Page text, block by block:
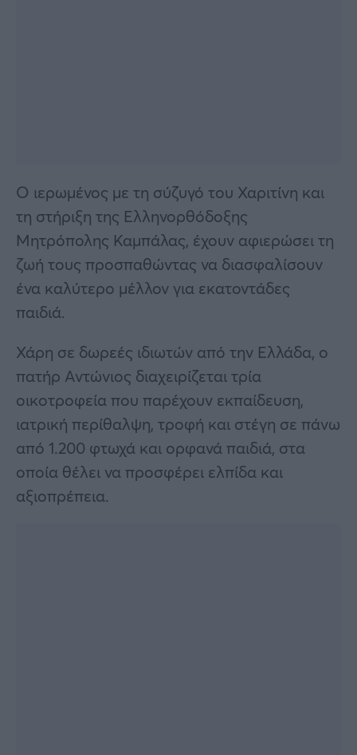
Ο ιερωμένος με τη σύζυγό του Χαριτίνη και
τη στήριξη της Ελληνορθόδοξης
Μητρόπολης Καμπάλας, έχουν αφιερώσει τη
ζωή τους προσπαθώντας να διασφαλίσουν
ένα καλύτερο μέλλον για εκατοντάδες
παιδιά.
Χάρη σε δωρεές ιδιωτών από την Ελλάδα, ο
πατήρ Αντώνιος διαχειρίζεται τρία
οικοτροφεία που παρέχουν εκπαίδευση,
ιατρική περίθαλψη, τροφή και στέγη σε πάνω
από 1.200 φτωχά και ορφανά παιδιά, στα
οποία θέλει να προσφέρει ελπίδα και
αξιοπρέπεια.